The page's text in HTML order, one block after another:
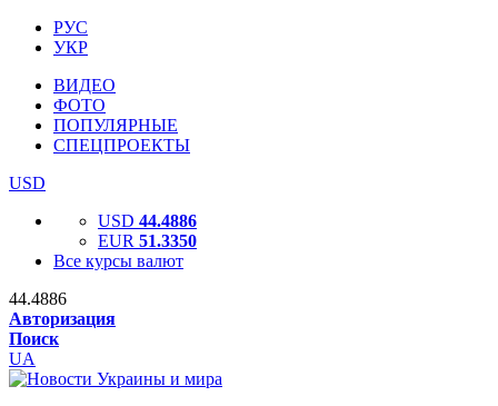
РУС
УКР
ВИДЕО
ФОТО
ПОПУЛЯРНЫЕ
СПЕЦПРОЕКТЫ
USD
USD 44.4886
EUR 51.3350
Все курсы валют
44.4886
Авторизация
Поиск
UA